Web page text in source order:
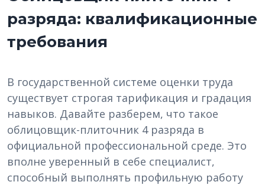
разряда: квалификационные
требования
В государственной системе оценки труда
существует строгая тарификация и градация
навыков. Давайте разберем, что такое
облицовщик-плиточник 4 разряда в
официальной профессиональной среде. Это
вполне уверенный в себе специалист,
способный выполнять профильную работу